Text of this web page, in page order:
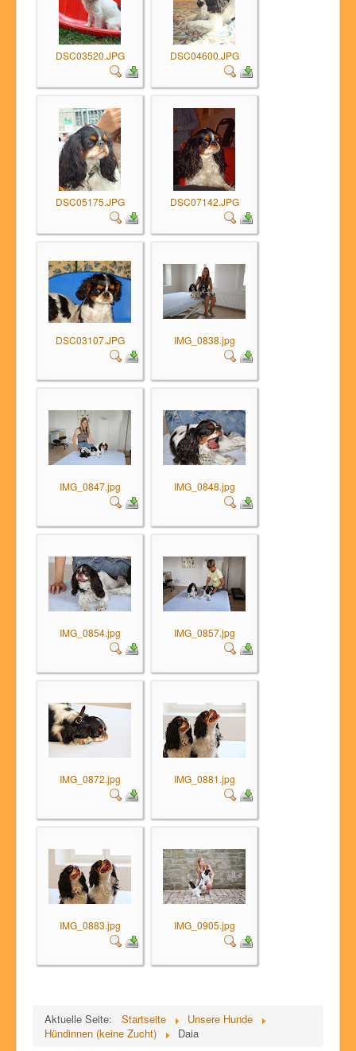
DSC03520.JPG DSC04600.JPG
DSC05175.JPG DSC07142.JPG
DSC03107.JPG IMG_0838.jpg
IMG_0847.jpg IMG_0848.jpg
IMG_0854.jpg IMG_0857.jpg
IMG_0872.jpg IMG_0881.jpg
IMG_0883.jpg IMG_0905.jpg
Aktuelle Seite: Startseite
Unsere Hunde
Hündinnen (keine Zucht)
Daia